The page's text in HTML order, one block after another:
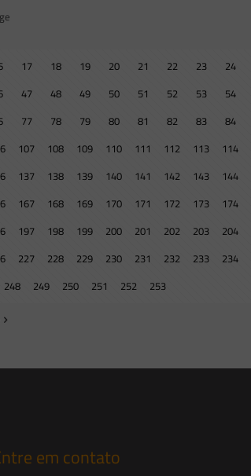
17 18 19 20 21 22 23 24
47 48 49 50 51 52 53 54
77 78 79 80 81 82 83 84
107 108 109 110 111 112 113 114
137 138 139 140 141 142 143 144
167 168 169 170 171 172 173 174
197 198 199 200 201 202 203 204
227 228 229 230 231 232 233 234
248 249 250 251 252 253
em contato